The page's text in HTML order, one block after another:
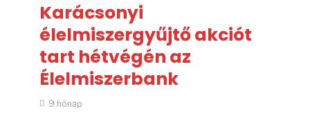
Karácsonyi
élelmiszergyűjtő akciót
tart hétvégén az
Élelmiszerbank
9 hónap